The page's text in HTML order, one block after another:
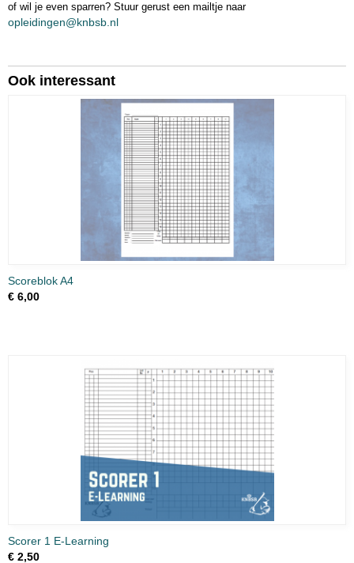
of wil je even sparren? Stuur gerust een mailtje naar
opleidingen@knbsb.nl
Ook interessant
Scoreblok A4
€ 6,00
Scorer 1 E-Learning
€ 2,50